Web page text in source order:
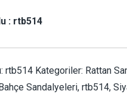
: rtb514
rtb514 Kategoriler: Rattan
Bahçe Sandalyeleri, rtb514,